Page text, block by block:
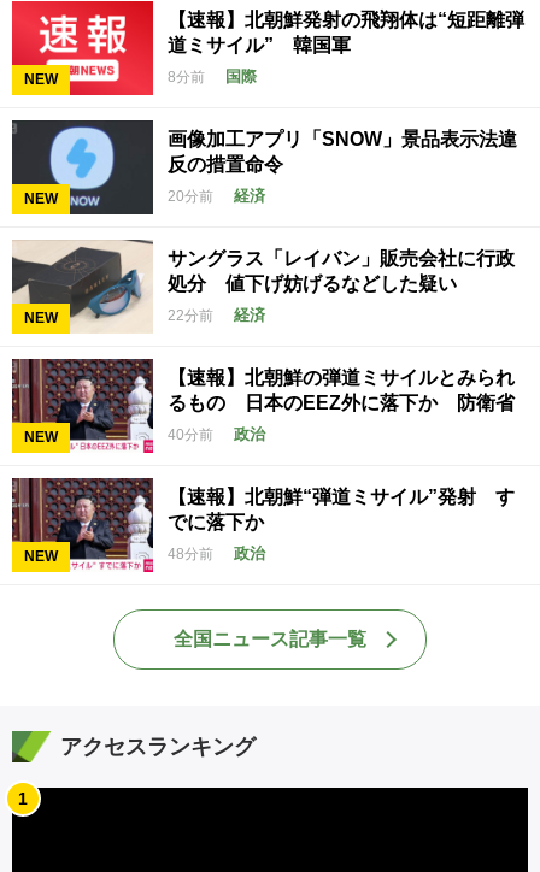
NEW
【速報】北朝鮮発射の飛翔体は“短距離弾
道ミサイル” 韓国軍
8分前 国際
NEW
画像加工アプリ「SNOW」景品表示法違
反の措置命令
20分前 経済
NEW
サングラス「レイバン」販売会社に行政
処分 値下げ妨げるなどした疑い
22分前 経済
NEW
【速報】北朝鮮の弾道ミサイルとみられ
るもの 日本のEEZ外に落下か 防衛省
40分前 政治
NEW
【速報】北朝鮮“弾道ミサイル”発射 す
でに落下か
48分前 政治
全国ニュース記事一覧
アクセスランキング
1